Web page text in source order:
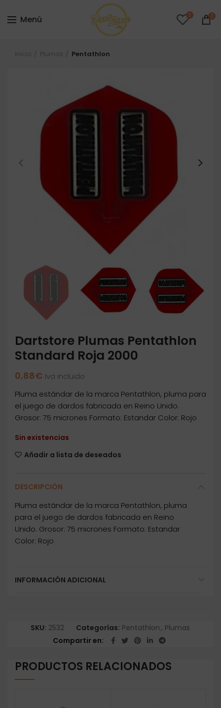
Menú 0 0
Inicio Plumas Pentathlon
Dartstore Plumas Pentathlon
Standard Roja 2000
0,88€ Iva incluido
Pluma estándar de la marca Pentathlon, pluma para
el juego de dardos fabricada en Reino Unido.
Grosor: 75 micrones Formato: Estandar Color: Rojo
Sin existencias
Añadir a lista de deseados
DESCRIPCIÓN
Pluma estándar de la marca Pentathlon, pluma
para el juego de dardos fabricada en Reino
Unido. Grosor: 75 micrones Formato: Estandar
Color: Rojo
INFORMACIÓN ADICIONAL
SKU: 2532 Categorías: Pentathlon, Plumas
Compartir en
PRODUCTOS RELACIONADOS